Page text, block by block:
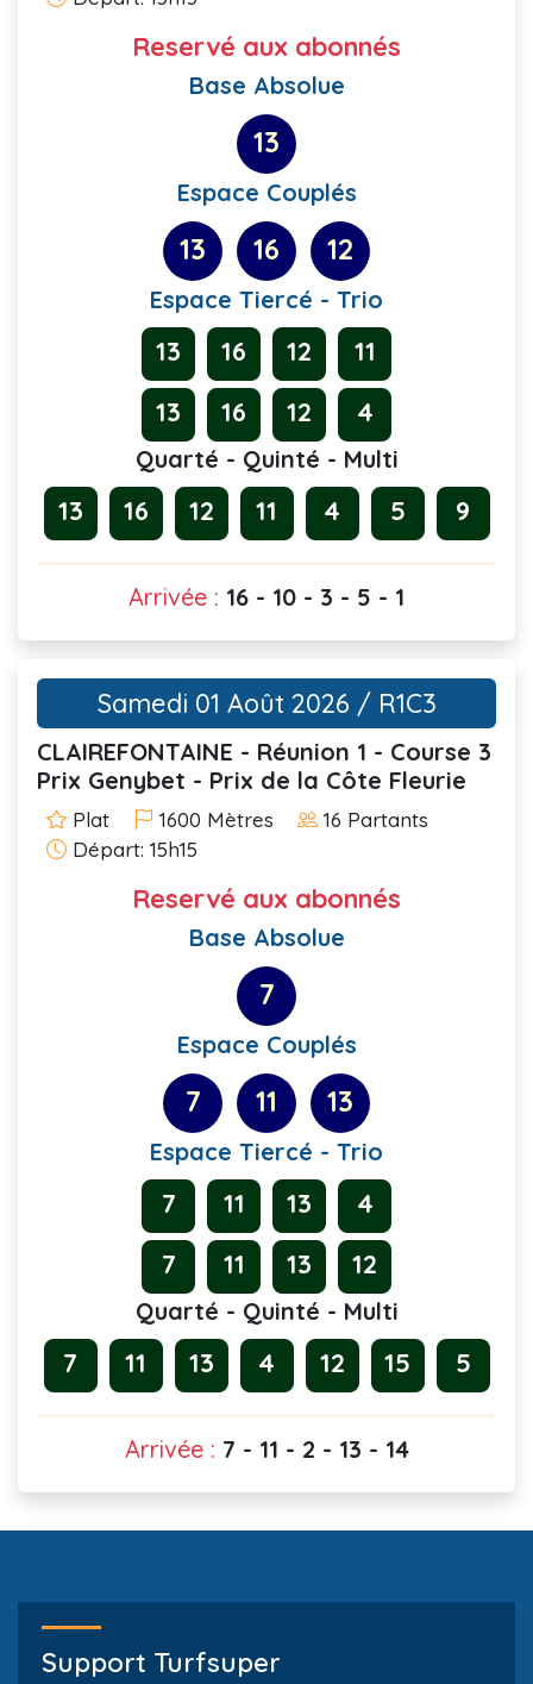
Reservé aux abonnés
Base Absolue
13
Espace Couplés
13 16 12
Espace Tiercé - Trio
13 16 12
11
13
16 12 4
Quarté - Quinté - Multi
13 16 12 11 4 5 9
Arrivée : 16 - 10 - 3 - 5 - 1
Samedi 01 Août 2026 / R1C3
CLAIREFONTAINE - Réunion 1 - Course 3
Prix Genybet - Prix de la Côte Fleurie
Plat 1600 Mètres
16 Partants
Départ: 15h15
Reservé aux abonnés
Base Absolue
7
Espace Couplés
7 11 13
Espace Tiercé - Trio
7 11 13
4
7
11 13 12
Quarté - Quinté - Multi
7 11 13 4 12 15 5
Arrivée : 7 - 11 - 2 - 13 - 14
Support Turfsuper